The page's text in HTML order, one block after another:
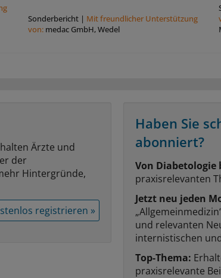
Sonderbericht| Mit freundlicher Unterstützung
von: medac GmbH, Wedel
Ärzte und
der
Hintergründe,
registrieren »
Haben Sie
abonniert?
Von Diabetologie
praxisrelevanten
Jetzt neu jeden
und relevanten
internistischen
Top-Thema:
praxisrelevante